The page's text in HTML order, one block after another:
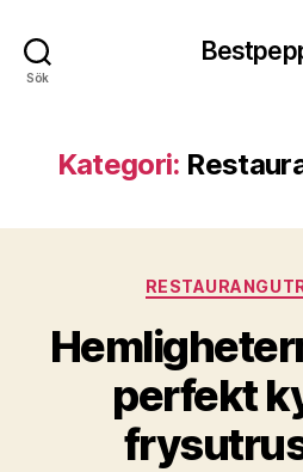
Sök
Kategori:
perfekt